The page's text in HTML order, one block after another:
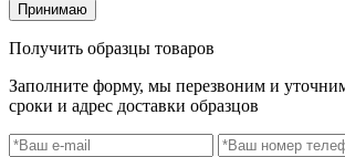
Принимаю
Получить образцы товаров
Заполните форму, мы перезвоним и
сроки и адрес доставки образцов